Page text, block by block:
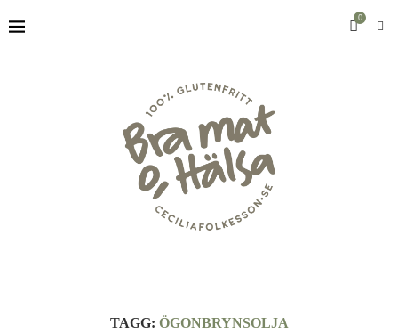
0
TAGG: ÖGONBRYNSOLJA